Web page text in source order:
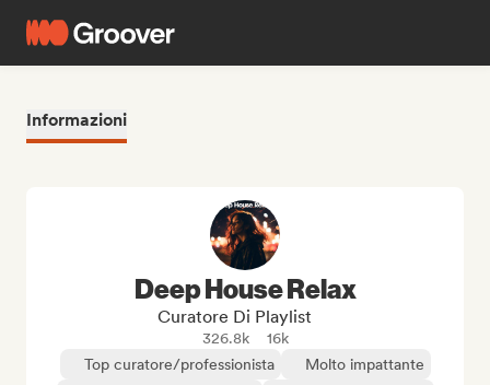
Informazioni
Deep House Relax
Curatore Di Playlist
326.8k
16k
Top curatore/professionista
Molto impattante